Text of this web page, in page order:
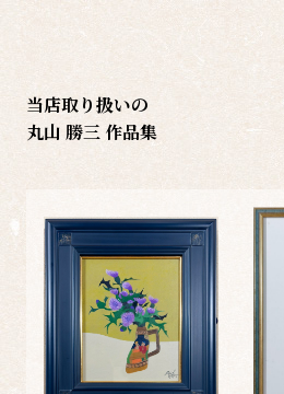
当店取り扱いの
丸山 勝三 作品集